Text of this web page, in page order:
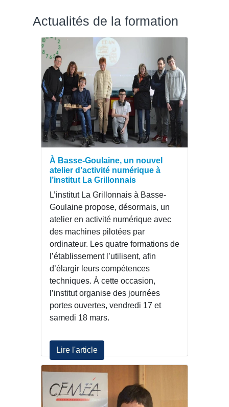
Actualités de la formation
À Basse-Goulaine, un nouvel
atelier d’activité numérique à
l’institut La Grillonnais
L’institut La Grillonnais à Basse-
Goulaine propose, désormais, un
atelier en activité numérique avec
des machines pilotées par
ordinateur. Les quatre formations de
l’établissement l’utilisent, afin
d’élargir leurs compétences
techniques. À cette occasion,
l’institut organise des journées
portes ouvertes, vendredi 17 et
samedi 18 mars.
Lire l'article